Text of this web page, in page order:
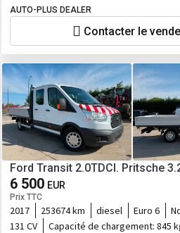
AUTO-PLUS DEALER
Contacter le
Ford Transit 2.0TDCI. Pritsche
6 500 EUR
Prix TTC
2017 253674 km diesel Euro 6
131 CV
Capacité de chargement: 845